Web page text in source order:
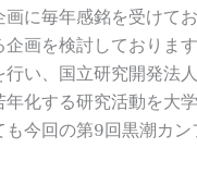
に毎年感銘を受けて
画を検討しておりま
い、国立研究開発法
化する研究活動を大
今回の第9回黒潮カ